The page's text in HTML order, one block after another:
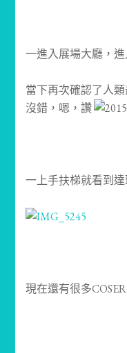
一進入展場大廳，
當下再次確認了人
沒錯，嗯，讚
一上手扶梯就看到達
現在還有很多